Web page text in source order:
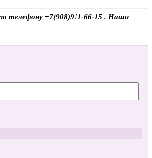
телефону +7(908)911-66-15 . Наши